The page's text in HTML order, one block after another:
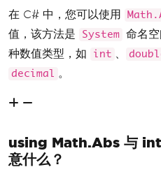
在 C# 中，您可以使用
值，该方法是
System 命名
种数值类型，如
int
decimal 。
using Math.Abs 与
意什么？